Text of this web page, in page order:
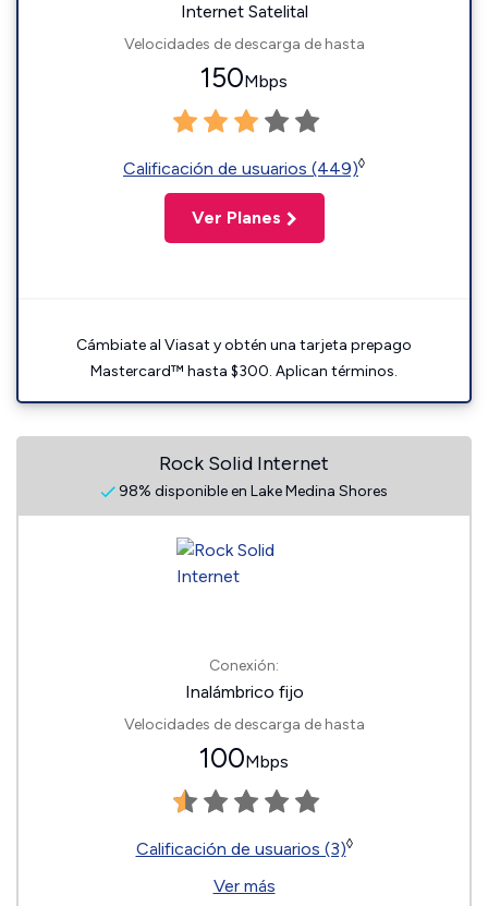
Internet Satelital
Velocidades de descarga de hasta
150Mbps
Calificación de usuarios (449)◊
Ver Planes
Cámbiate al Viasat y obtén una tarjeta prepago
Mastercard™ hasta $300. Aplican términos.
Rock Solid Internet
98% disponible en Lake Medina Shores
Conexión:
Inalámbrico fijo
Velocidades de descarga de hasta
100Mbps
Calificación de usuarios (3)◊
Ver más